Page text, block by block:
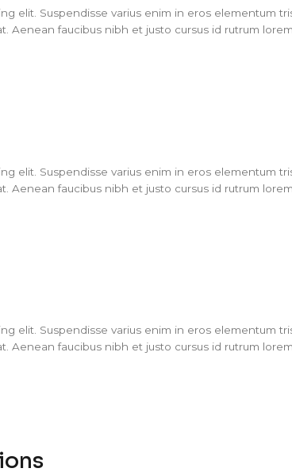
elit. Suspendisse varius enim in eros elementum
Aenean faucibus nibh et justo cursus id rutrum
elit. Suspendisse varius enim in eros elementum
Aenean faucibus nibh et justo cursus id rutrum
elit. Suspendisse varius enim in eros elementum
Aenean faucibus nibh et justo cursus id rutrum